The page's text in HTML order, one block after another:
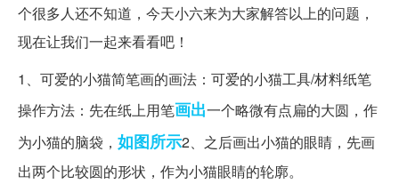
个很多人还不知道，今天小六来为大家解答以上的问题，
现在让我们一起来看看吧！
1、可爱的小猫简笔画的画法：可爱的小猫工具/材料纸笔
操作方法：先在纸上用笔画出一个略微有点扁的大圆，作
为小猫的脑袋， 如图所示2、之后画出小猫的眼睛，先画
出两个比较圆的形状，作为小猫眼睛的轮廓。